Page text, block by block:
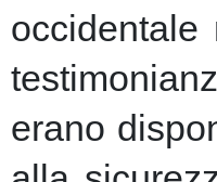
erano